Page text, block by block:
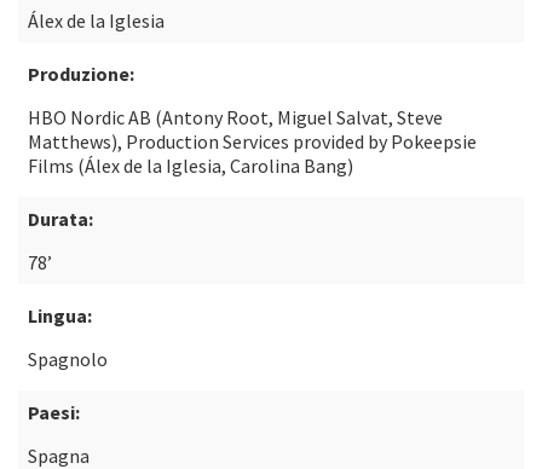
Álex de la Iglesia
Produzione:
HBO Nordic AB (Antony Root, Miguel Salvat, Steve
Matthews), Production Services provided by Pokeepsie
Films (Álex de la Iglesia, Carolina Bang)
Durata:
78’
Lingua:
Spagnolo
Paesi:
Spagna